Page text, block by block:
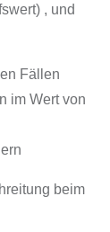
, und
Fällen
im Wert von
beim